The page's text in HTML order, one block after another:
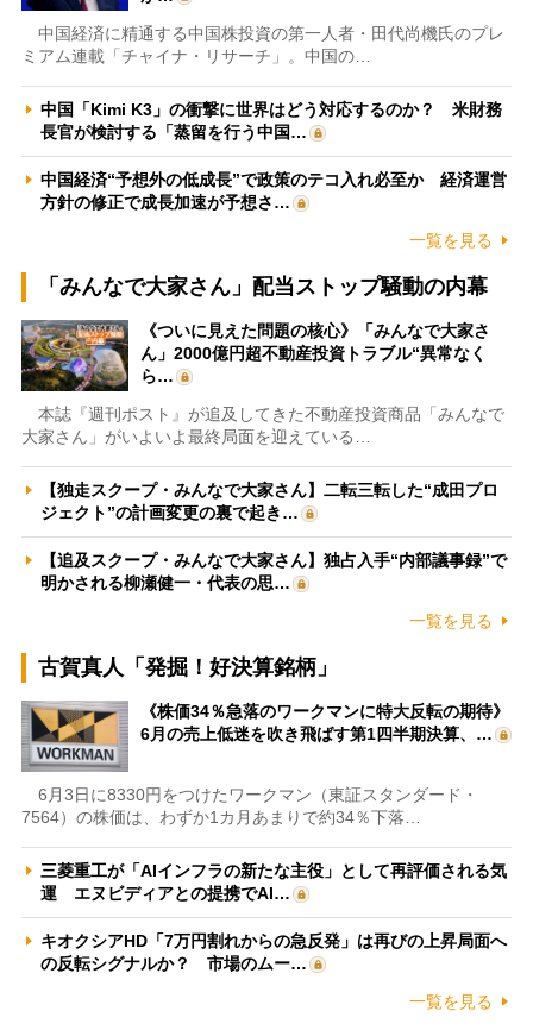
中国経済に精通する中国株投資の第一人者・田代尚機氏のプレ
ミアム連載「チャイナ・リサーチ」。中国の…
中国「Kimi K3」の衝撃に世界はどう対応するのか？ 米財務
長官が検討する「蒸留を行う中国…
中国経済“予想外の低成長”で政策のテコ入れ必至か 経済運営
方針の修正で成長加速が予想さ…
一覧を見る
「みんなで大家さん」配当ストップ騒動の内幕
《ついに見えた問題の核心》「みんなで大家さ
ん」2000億円超不動産投資トラブル“異常なく
ら…
本誌『週刊ポスト』が追及してきた不動産投資商品「みんなで
大家さん」がいよいよ最終局面を迎えている…
【独走スクープ・みんなで大家さん】二転三転した“成田プロ
ジェクト”の計画変更の裏で起き…
【追及スクープ・みんなで大家さん】独占入手“内部議事録”で
明かされる柳瀬健一・代表の思…
一覧を見る
古賀真人「発掘！好決算銘柄」
《株価34％急落のワークマンに特大反転の期待》
6月の売上低迷を吹き飛ばす第1四半期決算、…
6月3日に8330円をつけたワークマン（東証スタンダード・
7564）の株価は、わずか1カ月あまりで約34％下落…
三菱重工が「AIインフラの新たな主役」として再評価される気
運 エヌビディアとの提携でAI…
キオクシアHD「7万円割れからの急反発」は再びの上昇局面へ
の反転シグナルか？ 市場のムー…
一覧を見る